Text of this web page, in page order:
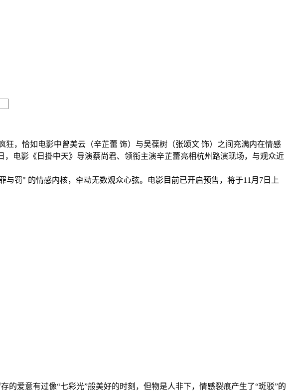
，恰如电影中曾美云（辛芷蕾 饰）与吴葆树（张颂文 饰）之间充满内在情感
电影《日掛中天》导演蔡尚君、领衔主演辛芷蕾亮相杭州路演现场，与观众近
罚" 的情感内核，牵动无数观众心弦。电影目前已开启预售，将于11月7日上
爱意有过像“七彩光”般美好的时刻，但物是人非下，情感裂痕产生了“斑驳”的